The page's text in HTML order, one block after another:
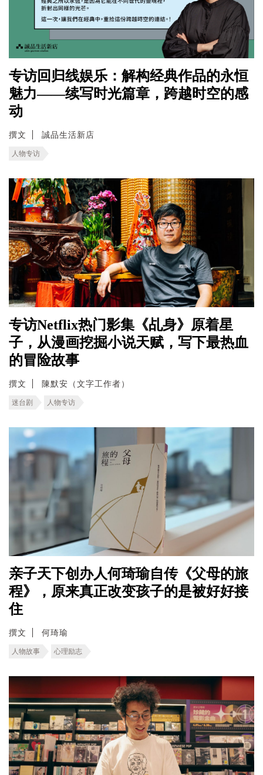
专访回归线娱乐：解构经典作品的永恒
魅力——续写时光篇章，跨越时空的感
动
撰文 誠品生活新店
人物专访
专访Netflix热门影集《乩身》原着星
子，从漫画挖掘小说天赋，写下最热血
的冒险故事
撰文 陳默安（文字工作者）
迷台剧 人物专访
亲子天下创办人何琦瑜自传《父母的旅
程》，原来真正改变孩子的是被好好接
住
撰文 何琦瑜
人物故事 心理励志